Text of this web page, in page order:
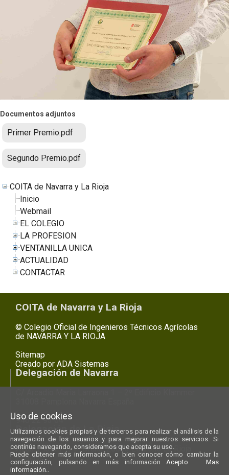
Documentos adjuntos
Primer Premio.pdf
Segundo Premio.pdf
COITA de Navarra y La Rioja
Inicio
Webmail
EL COLEGIO
LA PROFESION
VENTANILLA UNICA
ACTUALIDAD
CONTACTAR
COITA de Navarra y La Rioja
© Colegio Oficial de Ingenieros Técnicos Agrícolas
de NAVARRA Y LA RIOJA
Sitemap
Creado por ADA Sistemas
Delegación de Navarra
948 22 93 64
Delegación de La Rioja
Avda. Pío XII 1, 1º Drcha. 26003 Logroño La Rioja
España
Uso de cookies
Utilizamos cookies propias y de terceros para realizar el análisis de la
navegación de los usuarios y para mejorar nuestros servicios. Si
continúa navegando, consideramos que acepta su uso.
Puede obtener más información, o bien conocer cómo cambiar la
configuración, pulsando en más informaciónAcepto
Mas
información..